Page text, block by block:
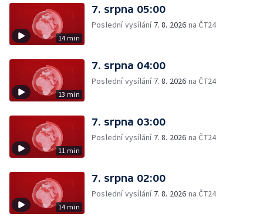
14 min
7. srpna 05:00
Poslední vysílání 7. 8. 2026 na ČT24
13 min
7. srpna 04:00
Poslední vysílání 7. 8. 2026 na ČT24
11 min
7. srpna 03:00
Poslední vysílání 7. 8. 2026 na ČT24
14 min
7. srpna 02:00
Poslední vysílání 7. 8. 2026 na ČT24